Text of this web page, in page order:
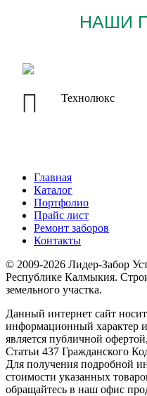
НАШИ
Главная
Каталог
Портфолио
Прайс лист
Ремонт заборов
Контакты
© 2009-2026 Лидер-Забор
Республике Калмыкия.
земельного участка.
Данный интернет сайт
информационный характер
является публичной
Статьи 437 Гражданского
Для получения подробной
стоимости указанных
обращайтесь в наш офис